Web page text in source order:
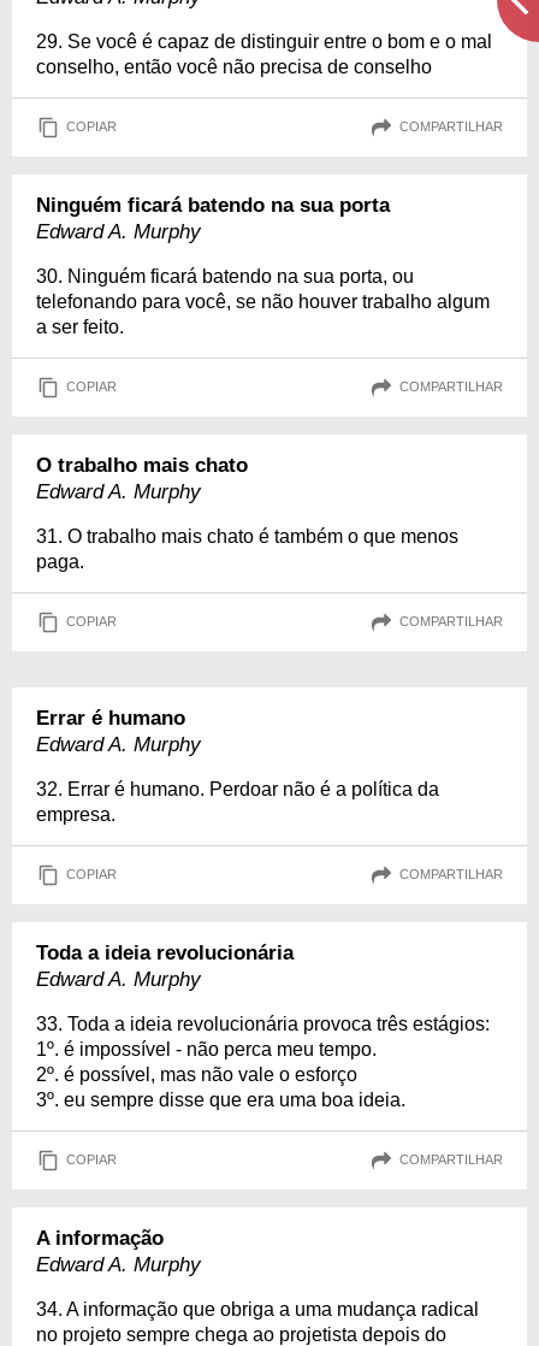
29. Se você é capaz de distinguir entre o bom e o mal
conselho, então você não precisa de conselho
COPIAR COMPARTILHAR
Ninguém ficará batendo na sua porta
Edward A. Murphy
30. Ninguém ficará batendo na sua porta, ou
telefonando para você, se não houver trabalho algum
a ser feito.
COPIAR COMPARTILHAR
O trabalho mais chato
Edward A. Murphy
31. O trabalho mais chato é também o que menos
paga.
COPIAR COMPARTILHAR
Errar é humano
Edward A. Murphy
32. Errar é humano. Perdoar não é a política da
empresa.
COPIAR COMPARTILHAR
Toda a ideia revolucionária
Edward A. Murphy
33. Toda a ideia revolucionária provoca três estágios:
1º. é impossível - não perca meu tempo.
2º. é possível, mas não vale o esforço
3º. eu sempre disse que era uma boa ideia.
COPIAR COMPARTILHAR
A informação
Edward A. Murphy
34. A informação que obriga a uma mudança radical
no projeto sempre chega ao projetista depois do